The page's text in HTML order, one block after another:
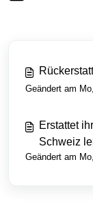
Geändert am
Erstattet
Schweiz
Geändert am